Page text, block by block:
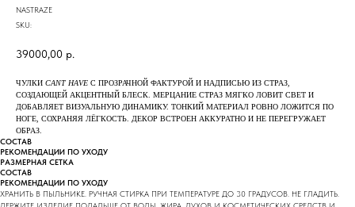
NASTRAZE
SKU:
39000,00 р.
ЧУЛКИ CANT HAVE С ПРОЗРАЧНОЙ ФАКТУРОЙ И НАДПИСЬЮ ИЗ СТРАЗ,
СОЗДАЮЩЕЙ АКЦЕНТНЫЙ БЛЕСК. МЕРЦАНИЕ СТРАЗ МЯГКО ЛОВИТ СВЕТ И
ДОБАВЛЯЕТ ВИЗУАЛЬНУЮ ДИНАМИКУ. ТОНКИЙ МАТЕРИАЛ РОВНО ЛОЖИТСЯ ПО
НОГЕ, СОХРАНЯЯ ЛЁГКОСТЬ. ДЕКОР ВСТРОЕН АККУРАТНО И НЕ ПЕРЕГРУЖАЕТ
ОБРАЗ.
СОСТАВ
РЕКОМЕНДАЦИИ ПО УХОДУ
РАЗМЕРНАЯ СЕТКА
СОСТАВ
РЕКОМЕНДАЦИИ ПО УХОДУ
ХРАНИТЬ В ПЫЛЬНИКЕ. РУЧНАЯ СТИРКА ПРИ ТЕМПЕРАТУРЕ ДО 30 ГРАДУСОВ. НЕ ГЛАДИТЬ.